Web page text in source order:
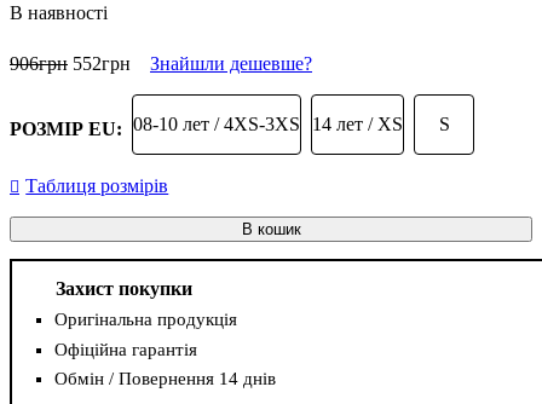
В наявності
906грн 552грн Знайшли дешевше?
РОЗМІР EU: 08-10 лет / 4XS-3XS 14 лет / XS S
Таблиця розмірів
В кошик
Захист покупки
Оригінальна продукція
Офіційна гарантія
Обмін / Повернення 14 днів